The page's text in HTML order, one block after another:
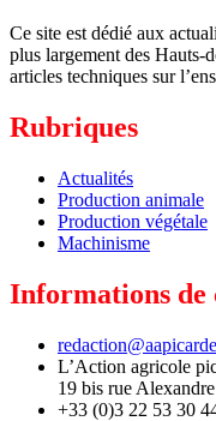
Ce site est dédié aux
plus largement des Hauts-
articles techniques sur
Rubriques
Actualités
Production animale
Production végétale
Machinisme
Informations de
L’Action agricole
19 bis rue
+33 (0)3 22 53 30